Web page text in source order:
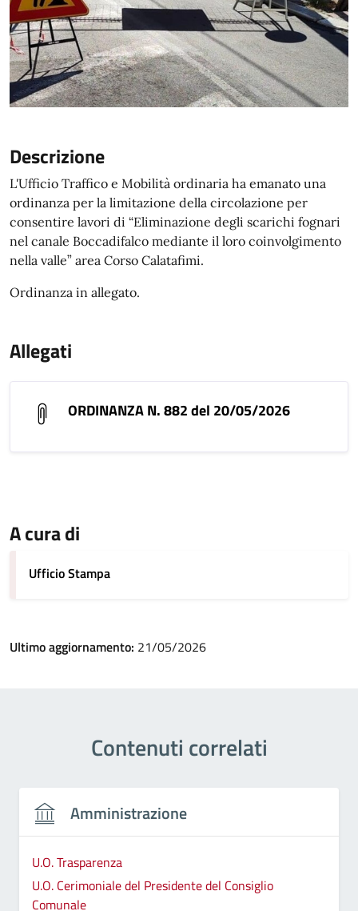
Descrizione
L'Ufficio Traffico e Mobilità ordinaria ha emanato una
ordinanza per la limitazione della circolazione per
consentire lavori di “Eliminazione degli scarichi fognari
nel canale Boccadifalco mediante il loro coinvolgimento
nella valle” area Corso Calatafimi.
Ordinanza in allegato.
Allegati
ORDINANZA N. 882 del 20/05/2026
A cura di
Ufficio Stampa
Ultimo aggiornamento: 21/05/2026
Contenuti correlati
Amministrazione
U.O. Trasparenza
U.O. Cerimoniale del Presidente del Consiglio
Comunale